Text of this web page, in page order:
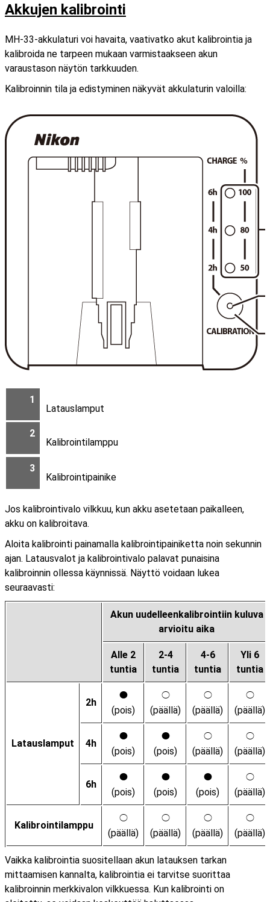
Akkujen kalibrointi
MH-33-akkulaturi voi havaita, vaativatko akut kalibrointia ja
kalibroida ne tarpeen mukaan varmistaakseen akun
varaustason näytön tarkkuuden.
Kalibroinnin tila ja edistyminen näkyvät akkulaturin valoilla:
1
Latauslamput
2
Kalibrointilamppu
3
Kalibrointipainike
Jos kalibrointivalo vilkkuu, kun akku asetetaan paikalleen,
akku on kalibroitava.
Aloita kalibrointi painamalla kalibrointipainiketta noin sekunnin
ajan. Latausvalot ja kalibrointivalo palavat punaisina
kalibroinnin ollessa käynnissä. Näyttö voidaan lukea
seuraavasti:
Akun uudelleenkalibrointiin kuluva
arvioitu aika
Alle 2
tuntia
2-4
tuntia
4-6
tuntia
Yli 6
tuntia
Latauslamput
2h
I
(pois)
K
(päällä)
K
(päällä)
K
(päällä)
4h
I
(pois)
I
(pois)
K
(päällä)
K
(päällä)
6h
I
(pois)
I
(pois)
I
(pois)
K
(päällä)
Kalibrointilamppu
K
(päällä)
K
(päällä)
K
(päällä)
K
(päällä)
Vaikka kalibrointia suositellaan akun latauksen tarkan
mittaamisen kannalta, kalibrointia ei tarvitse suorittaa
kalibroinnin merkkivalon vilkkuessa. Kun kalibrointi on